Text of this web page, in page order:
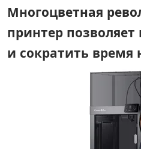
Многоцветная
принтер
и сократить время